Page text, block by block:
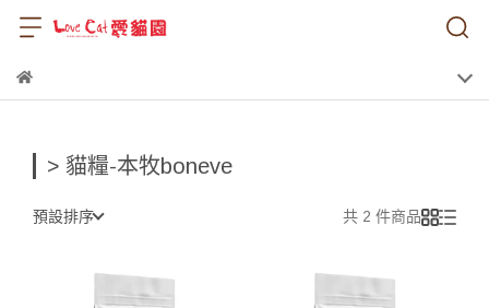
> 貓糧-本牧boneve
預設排序 共 2 件商品